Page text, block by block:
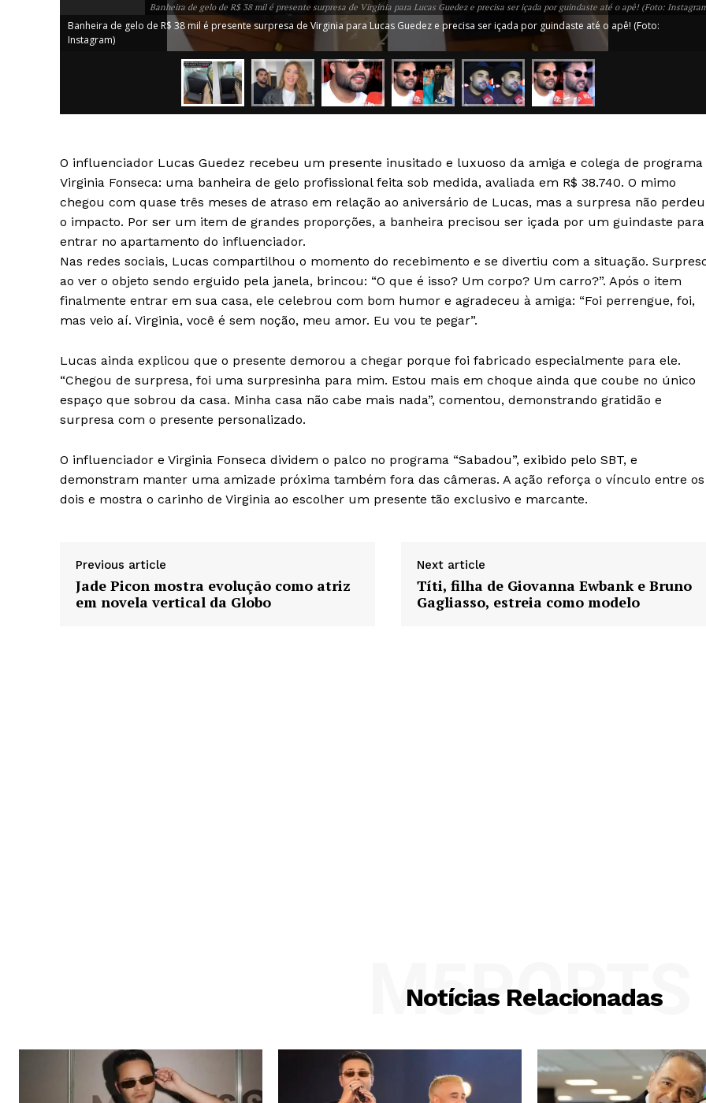
SAIBA MAIS
Anuncie
Contato
Transparência Editorial
Termos de Serviços
RSS
Banheira de gelo de R$ 38 mil é presente surpresa de Virginia para Lucas Guedez e precisa ser içada por guindaste até o apê! (Foto:
Banheira de gelo de R$ 38 mil é presente surpresa de Virginia para Lucas Guedez e precisa ser içada por guindaste até o apê! (Foto:
Instagram)
O influenciador Lucas Guedez recebeu um presente inusitado e luxuoso da amiga e colega de programa
Virginia Fonseca: uma banheira de gelo profissional feita sob medida, avaliada em R$ 38.740. O mimo
chegou com quase três meses de atraso em relação ao aniversário de Lucas, mas a surpresa não perdeu
o impacto. Por ser um item de grandes proporções, a banheira precisou ser içada por um guindaste para
entrar no apartamento do influenciador.
Nas redes sociais, Lucas compartilhou o momento do recebimento e se divertiu com a situação.
ao ver o objeto sendo erguido pela janela, brincou: “O que é isso? Um corpo? Um carro?”. Após o item
finalmente entrar em sua casa, ele celebrou com bom humor e agradeceu à amiga: “Foi perrengue, foi,
mas veio aí. Virginia, você é sem noção, meu amor. Eu vou te pegar”.
Lucas ainda explicou que o presente demorou a chegar porque foi fabricado especialmente para ele.
“Chegou de surpresa, foi uma surpresinha para mim. Estou mais em choque ainda que coube no único
espaço que sobrou da casa. Minha casa não cabe mais nada”, comentou, demonstrando gratidão e
surpresa com o presente personalizado.
O influenciador e Virginia Fonseca dividem o palco no programa “Sabadou”, exibido pelo SBT, e
demonstram manter uma amizade próxima também fora das câmeras. A ação reforça o vínculo entre os
dois e mostra o carinho de Virginia ao escolher um presente tão exclusivo e marcante.
Previous article
Jade Picon mostra evolução como atriz
em novela vertical da Globo
Next article
Títi, filha de Giovanna Ewbank e Bruno
Gagliasso, estreia como modelo
Notícias Relacionadas
M5PORTS